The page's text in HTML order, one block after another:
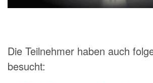
Die Teilnehmer haben auch
besucht: